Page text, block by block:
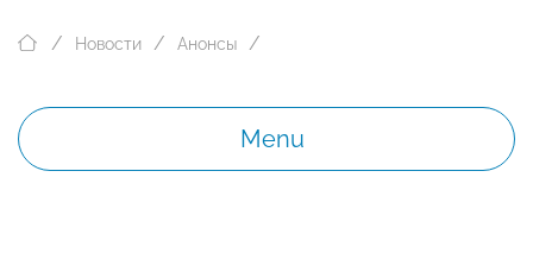
Новости Анонсы
Menu